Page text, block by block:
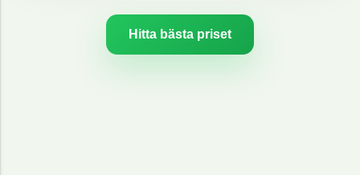
Hitta bästa priset